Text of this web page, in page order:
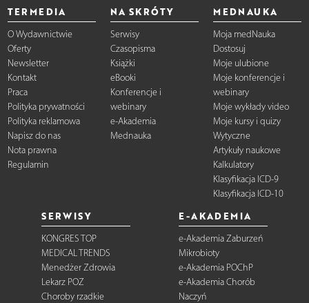
TERMEDIA
O Wydawnictwie
Oferty
Newsletter
Kontakt
Praca
Polityka prywatności
Polityka reklamowa
Napisz do nas
Nota prawna
Regulamin
NA SKRÓTY
Serwisy
Czasopisma
Książki
eBooki
Konferencje i
webinary
e-Akademia
Mednauka
MEDNAUKA
Moja medNauka
Dostosuj
Moje ulubione
Moje konferencje i
webinary
Moje wykłady video
Moje kursy i quizy
Wytyczne
Artykuły naukowe
Kalkulatory
Klasyfikacja ICD-9
Klasyfikacja ICD-10
SERWISY
KONGRES TOP
MEDICAL TRENDS
Menedżer Zdrowia
Lekarz POZ
Choroby rzadkie
E-AKADEMIA
e-Akademia Zaburzeń
Mikrobioty
e-Akademia POChP
e-Akademia Chorób
Naczyń